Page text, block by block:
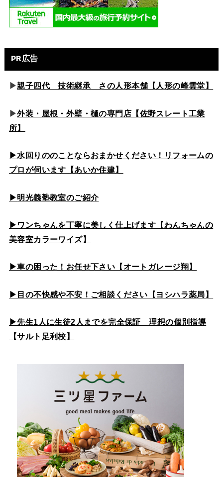
PR広告
▶親子四代 技術継承 さの人形本舗【人形の峰雲堂】
▶外装・屋根・外壁・樋の専門店【佐野スレート工業
所】
▶水回りののことならおまかせください！リフォームの
プロが伺います【あいか住建】
▶明光義塾教室のご紹介
▶ワンちゃんを丁寧に美しく仕上げます【わんちゃんの
美容室カラーワイズ】
▶車の困った！お任せ下さい【オートガレージ翔】
▶目の不快感や不安！ご相談ください【ヨシハラ薬局】
▶先生1人に生徒2人までを完全保証 理想の個別指導
【サルト足利校】